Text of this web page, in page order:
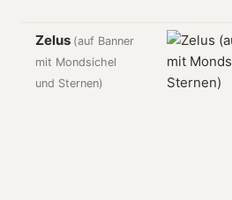
Zelus (auf Banner
mit Mondsichel
und Sternen)